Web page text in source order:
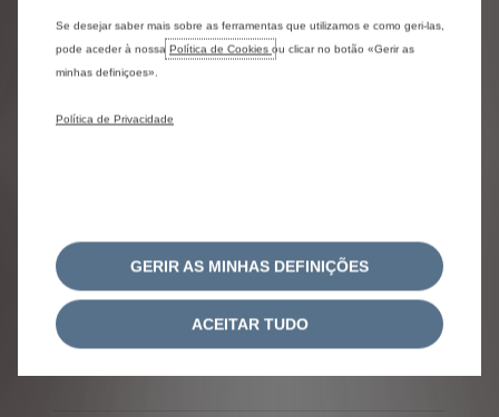
veículo.
reflexos certos! Dirija-se imediatamente a uma oficina
Citroën, com o seu livro de manutenção e garantia.
Apenas o diagnóstico por um reparador autorizado Citroën
permite saber se a avaria encontrada pode ser coberta pela
garantia comercial Citroën.
Se desejar saber mais sobre as ferramentas que utilizamos e como geri-las,
pode aceder à nossa Política de Cookies ou clicar no botão «Gerir as
minhas definiçoes».
Política de Privacidade
GERIR AS MINHAS DEFINIÇÕES
ACEITAR TUDO